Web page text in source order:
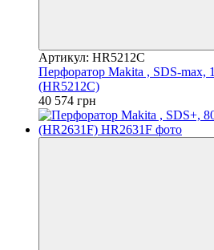
Артикул: HR5212C
Перфоратор Makita , SDS-max,
(HR5212C)
40 574 грн